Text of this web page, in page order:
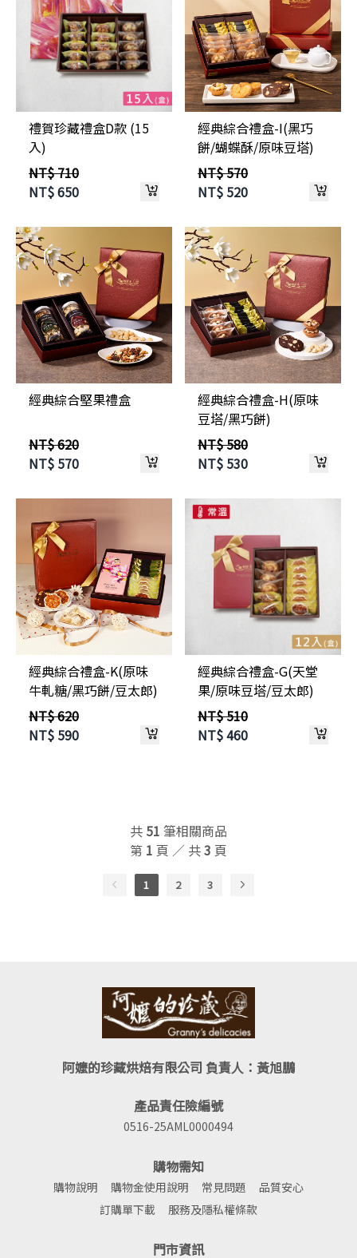
禮賀珍藏禮盒D款 (15
入)
NT$ 710
NT$650
經典綜合禮盒-I(黑巧
餅/蝴蝶酥/原味豆塔)
NT$ 570
NT$ 520
經典綜合堅果禮盒
NT$ 620
NT$ 570
經典綜合禮盒-H(原味
豆塔/黑巧餅)
NT$ 580
NT$ 530
經典綜合禮盒-K(原味
牛軋糖/黑巧餅/豆太郎)
NT$ 620
NT$ 590
經典綜合禮盒-G(天堂
果/原味豆塔/豆太郎)
NT$ 510
NT$460
共 51 筆相關商品
第 1 頁 ／ 共3 頁
1 2 3
阿嬤的珍藏烘焙有限公司 負責人：黃旭鵬
產品責任險編號
0516-25AML0000494
購物需知
購物說明 購物金使用說明 常見問題
品質安心
訂購單下載
服務及隱私權條款
門市資訊